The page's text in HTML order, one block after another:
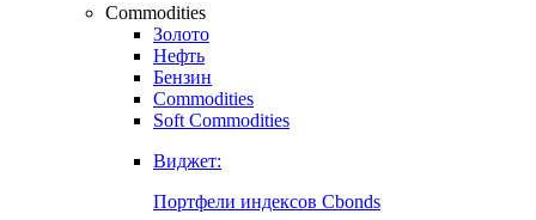
Commodities
Золото
Нефть
Бензин
Commodities
Soft Commodities
Виджет:
Портфели индексов Cbonds